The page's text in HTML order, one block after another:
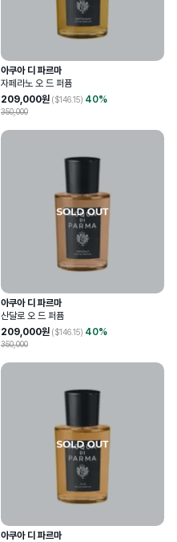
아쿠아 디 파르마
자페라노 오 드 퍼퓸
209,000원 ($146.15) 40%
350,000
아쿠아 디 파르마
산달로 오 드 퍼퓸
209,000원 ($146.15) 40%
350,000
아쿠아 디 파르마